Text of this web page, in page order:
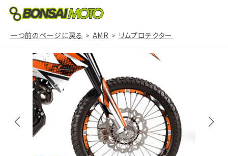
一つ前のページに戻る AMR リムプロテクター